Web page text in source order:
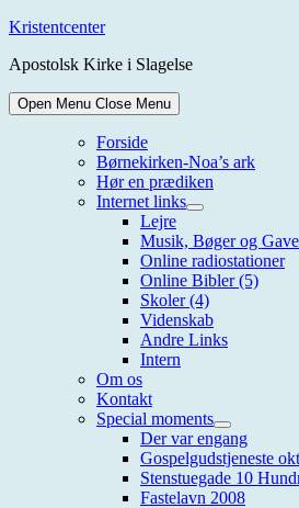
Skip
content
Kristentcenter
Apostolsk Kirke i Slagelse
Open Menu Close Menu
Forside
Børnekirken-Noa’s ark
Hør en prædiken
Internet links
Show
sub
menu
Lejre
Musik, Bøger og
Online radiostationer
Online Bibler (5)
Skoler (4)
Videnskab
Andre Links
Intern
Om os
Kontakt
Special moments
Show
sub
menu
Der var engang
Gospelgudstjeneste
Stenstuegade 10
Fastelavn 2008